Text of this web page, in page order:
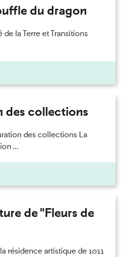
du dragon
la Terre et Transitions
des collections
des collections La
...
de "Fleurs de
résidence artistique de 1011